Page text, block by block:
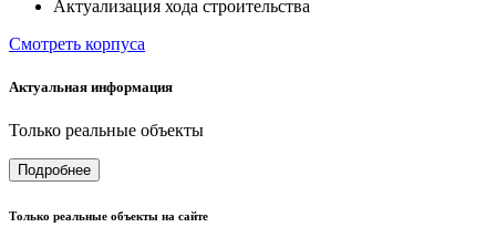
Актуализация хода строительства
Смотреть корпуса
Актуальная информация
Только реальные объекты
Подробнее
Только реальные объекты на сайте